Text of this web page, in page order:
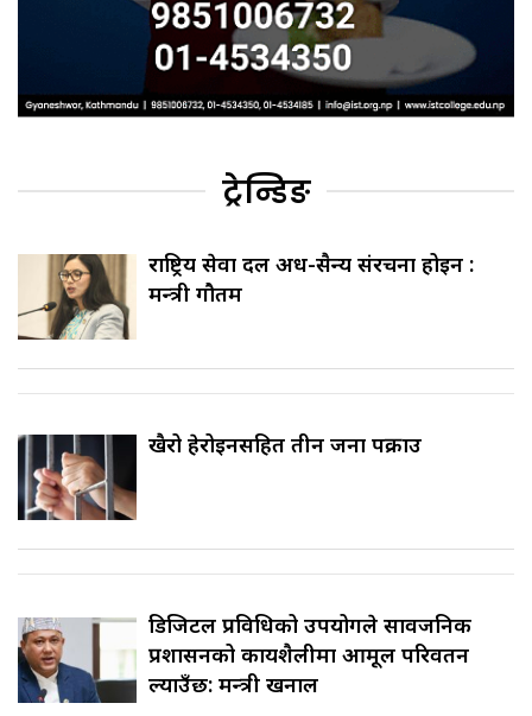
ट्रेन्डिङ
राष्ट्रिय सेवा दल अर्ध-सैन्य संरचना होइन :
मन्त्री गौतम
खैरो हेरोइनसहित तीन जना पक्राउ
डिजिटल प्रविधिको उपयोगले सार्वजनिक
प्रशासनको कार्यशैलीमा आमूल परिवर्तन
ल्याउँछ: मन्त्री खनाल